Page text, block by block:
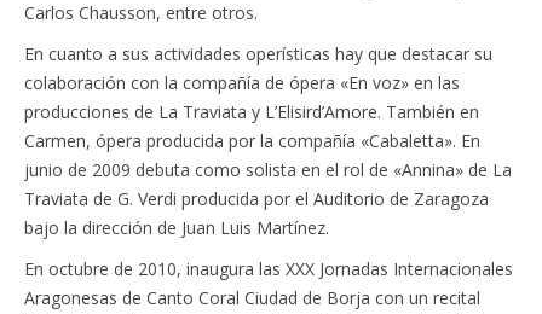
Carlos Chausson, entre otros.
En cuanto a sus actividades operísticas hay que destacar su
colaboración con la compañía de ópera «En voz» en las
producciones de La Traviata y L’Elisird’Amore. También en
Carmen, ópera producida por la compañía «Cabaletta». En
junio de 2009 debuta como solista en el rol de «Annina» de La
Traviata de G. Verdi producida por el Auditorio de Zaragoza
bajo la dirección de Juan Luis Martínez.
En octubre de 2010, inaugura las XXX Jornadas Internacionales
Aragonesas de Canto Coral Ciudad de Borja con un recital